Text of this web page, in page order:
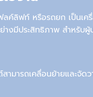
ค์ลิฟท์ หรือรถยก เป็นเค
างมีประสิทธิภาพ สำหรับผู้
สามารถเคลื่อนย้ายและจัด